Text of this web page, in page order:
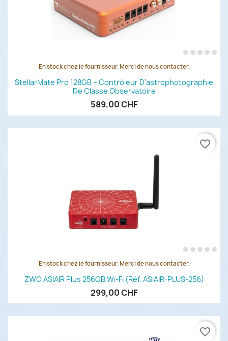
En stock chez le fournisseur. Merci de nous contacter.
StellarMate Pro 128GB – Contrôleur D’astrophotographie
De Classe Observatoire
589,00 CHF
En stock chez le fournisseur. Merci de nous contacter.
ZWO ASIAIR Plus 256GB Wi-Fi (Réf. ASIAIR-PLUS-256)
299,00 CHF
favorite_border
favorite_border